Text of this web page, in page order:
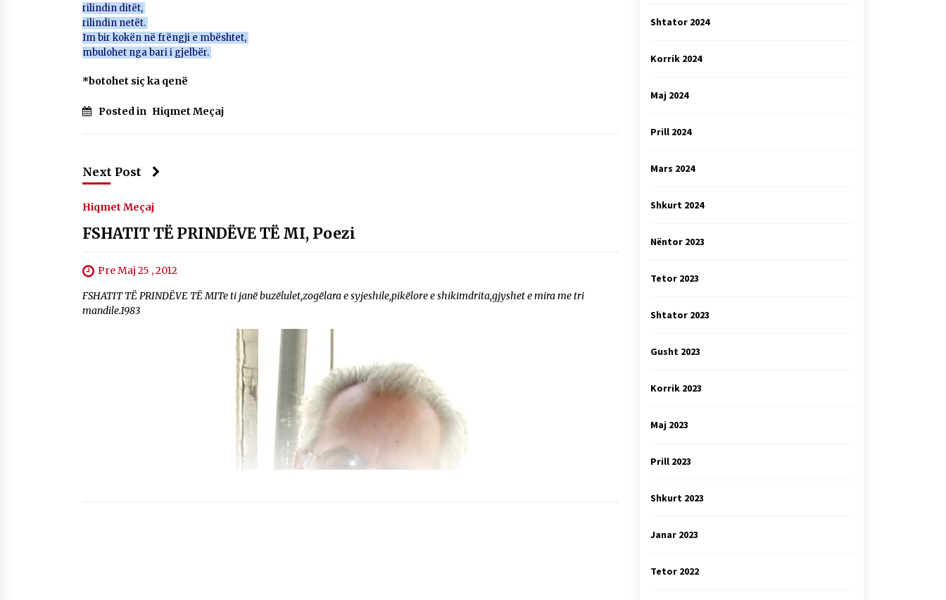
rilindin ditët,
rilindin netët.
Im bir kokën në frëngji e mbështet,
mbulohet nga bari i gjelbër.
*botohet siç ka qenë
Posted in Hiqmet Meçaj
Next Post
Hiqmet Meçaj
FSHATIT TË PRINDËVE TË MI, Poezi
Pre Maj 25 , 2012
FSHATIT TË PRINDËVE TË MITe ti janë buzëlulet,zogëlara e syjeshile,pikëlore e shikimdrita,gjyshet e mira me tri
mandile.1983
Shtator 2024
Korrik 2024
Maj 2024
Prill 2024
Mars 2024
Shkurt 2024
Nëntor 2023
Tetor 2023
Shtator 2023
Gusht 2023
Korrik 2023
Maj 2023
Prill 2023
Shkurt 2023
Janar 2023
Tetor 2022